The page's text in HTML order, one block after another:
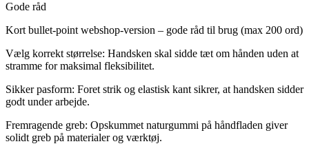
Gode råd
Kort bullet-point webshop-version – gode råd til brug (max 200 ord)
Vælg korrekt størrelse: Handsken skal sidde tæt om hånden uden at
stramme for maksimal fleksibilitet.
Sikker pasform: Foret strik og elastisk kant sikrer, at handsken sidder
godt under arbejde.
Fremragende greb: Opskummet naturgummi på håndfladen giver
solidt greb på materialer og værktøj.